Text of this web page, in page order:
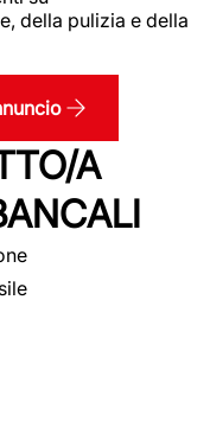
della pulizia e della
A